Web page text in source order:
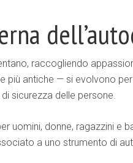
raccogliendo
più antiche — si evolvono
sicurezza delle persone.
uomini, donne, ragazzini e
a uno strumento di